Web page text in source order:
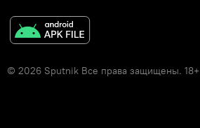
© 2026 Sputnik Все права защищены. 18+